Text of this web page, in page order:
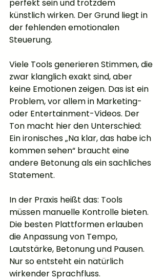
perfekt sein und trotzdem
künstlich wirken. Der Grund liegt in
der fehlenden emotionalen
Steuerung.
Viele Tools generieren Stimmen, die
zwar klanglich exakt sind, aber
keine Emotionen zeigen. Das ist ein
Problem, vor allem in Marketing-
oder Entertainment-Videos. Der
Ton macht hier den Unterschied:
Ein ironisches „Na klar, das habe ich
kommen sehen“ braucht eine
andere Betonung als ein sachliches
Statement.
In der Praxis heißt das: Tools
müssen manuelle Kontrolle bieten.
Die besten Plattformen erlauben
die Anpassung von Tempo,
Lautstärke, Betonung und Pausen.
Nur so entsteht ein natürlich
wirkender Sprachfluss.